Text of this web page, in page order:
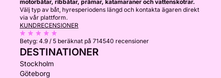
motorbåtar, ribbåtar, pråmar, katamaraner och vattenskotrar.
Välj typ av båt, hyresperiodens längd och kontakta ägaren direkt
via vår plattform.
KUNDRECENSIONER
Betyg: 4.9 / 5 beräknat på 714540 recensioner
DESTINATIONER
Stockholm
Göteborg